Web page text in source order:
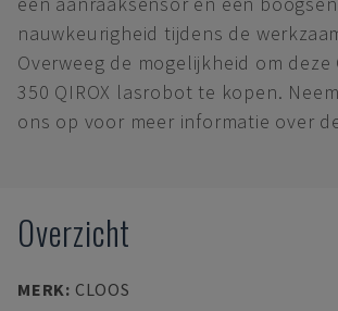
nauwkeurigheid tijdens de
Overweeg de mogelijkheid om deze
350 QIROX lasrobot te kopen.
ons op voor meer informatie over
Overzicht
MERK: CLOOS